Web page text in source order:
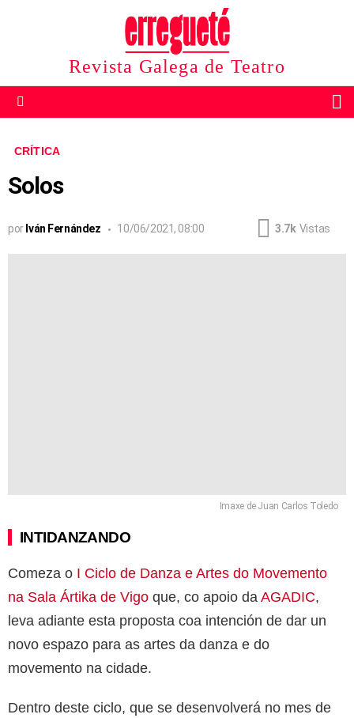
Revista Galega de Teatro
CRÍTICA
Solos
por Iván Fernández 10/06/2021, 08:00 3.7k Vistas
Imaxe de Juan Carlos Toledo
INTIDANZANDO
Comeza o I Ciclo de Danza e Artes do Movemento
na Sala Ártika de Vigo que, co apoio da AGADIC,
leva adiante esta proposta coa intención de dar un
novo espazo para as artes da danza e do
movemento na cidade.
Dentro deste ciclo, que se desenvolverá no mes de